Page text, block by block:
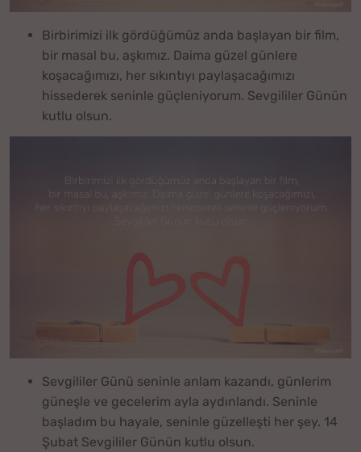
Birbirimizi ilk gördüğümüz anda başlayan bir film,
bir masal bu, aşkımız. Daima güzel günlere
koşacağımızı, her sıkıntıyı paylaşacağımızı
hissederek seninle güçleniyorum. Sevgililer Günün
kutlu olsun.
Sevgililer Günü seninle anlam kazandı, günlerim
güneşle ve gecelerim ayla aydınlandı. Seninle
başladım bu hayale, seninle güzelleşti her şey. 14
Şubat Sevgililer Günün kutlu olsun.